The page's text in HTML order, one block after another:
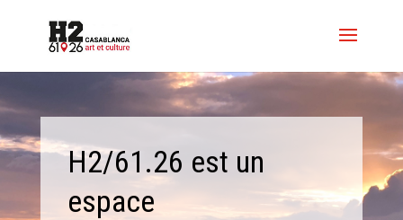
H2/61.26 est un
espace